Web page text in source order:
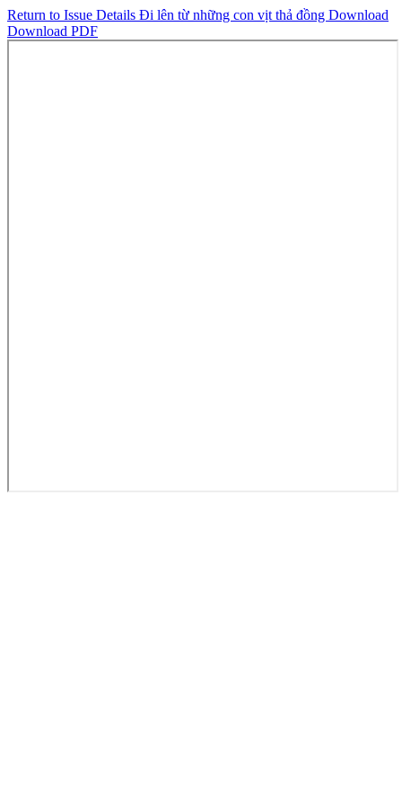
Return to Issue Details Đi lên từ những con vịt thả đồng Download
Download PDF